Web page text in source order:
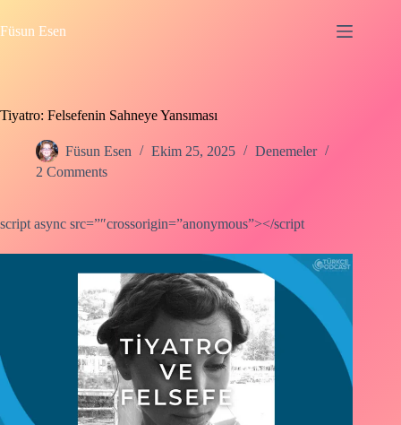
to
content
Füsun Esen
Tiyatro: Felsefenin Sahneye Yansıması
Füsun Esen Ekim 25, 2025
Denemeler
2 Comments
script async src=”″crossorigin=”anonymous”></script